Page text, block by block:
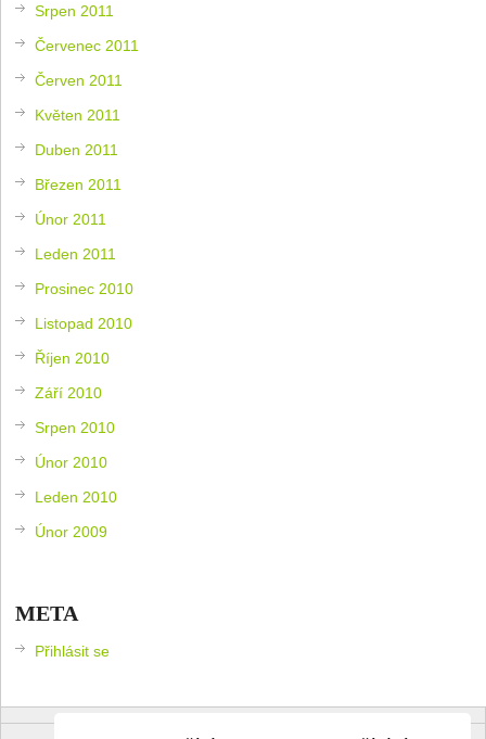
Srpen 2011
Červenec 2011
Červen 2011
Květen 2011
Duben 2011
Březen 2011
Únor 2011
Leden 2011
Prosinec 2010
Listopad 2010
Říjen 2010
Září 2010
Srpen 2010
Únor 2010
Leden 2010
Únor 2009
META
Přihlásit se